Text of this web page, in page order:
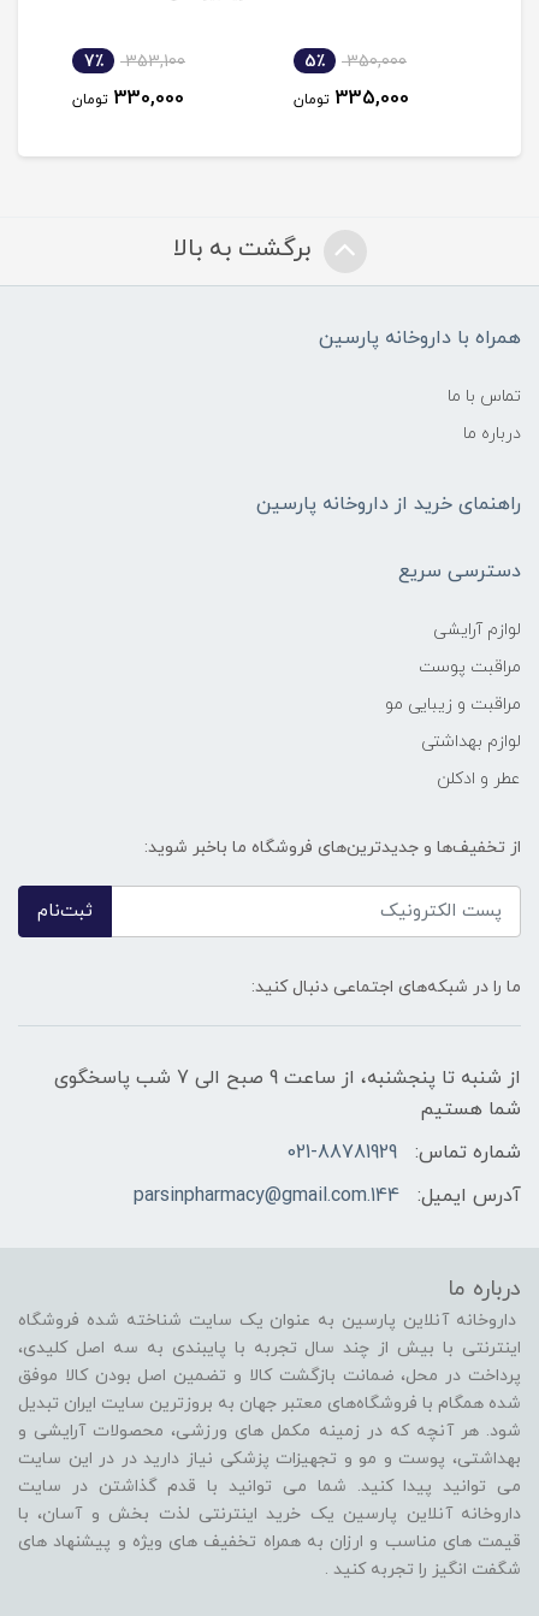
350,000 5٪
335,000 تومان
353,100 7٪
330,000 تومان
برگشت به بالا
همراه با داروخانه پارسین
تماس با ما
درباره ما
راهنمای خرید از داروخانه پارسین
دسترسی سریع
لوازم آرایشی
مراقبت پوست
مراقبت و زیبایی مو
لوازم بهداشتی
عطر و ادکلن
از تخفیف‌ها و جدیدترین‌های فروشگاه ما باخبر شوید:
ثبت‌نام
ما را در شبکه‌های اجتماعی دنبال کنید:
از شنبه تا پنجشنبه، از ساعت 9 صبح الی 7 شب پاسخگوی
شما هستیم
شماره تماس:
021-88781929
آدرس ایمیل:
144.parsinpharmacy@gmail.com
درباره ما
داروخانه آنلاین پارسین به عنوان یک سایت شناخته شده فروشگاه
اینترنتی با بیش از چند سال تجربه با پایبندی به سه اصل کلیدی،
پرداخت در محل، ضمانت بازگشت کالا و تضمین اصل بودن کالا موفق
شده همگام با فروشگاه‌های معتبر جهان به بروزترین سایت ایران تبدیل
شود. هر آنچه که در زمینه مکمل های ورزشی، محصولات آرایشی و
بهداشتی، پوست و مو و تجهیزات پزشکی نیاز دارید در در این سایت
می توانید پیدا کنید. شما می توانید با قدم گذاشتن در سایت
داروخانه آنلاین پارسین یک خرید اینترنتی لذت بخش و آسان، با
قیمت های مناسب و ارزان به همراه تخفیف های ویژه و پیشنهاد های
شگفت انگیز را تجربه کنید .